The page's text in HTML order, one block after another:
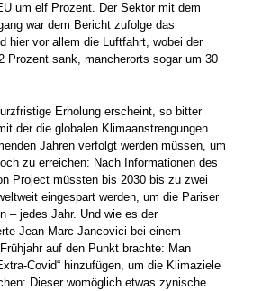
um elf Prozent. Der Sektor mit dem
war dem Bericht ­zufolge das
hier vor allem die Luftfahrt, wobei der
Prozent sank, mancherorts ­sogar um 30
Erholung erscheint, so bitter
der die globalen Klimaanstrengungen
Jahren verfolgt werden müssen, um
zu erreichen: Nach Informationen des
Project müssten bis 2030 bis zu zwei
eingespart werden, um die Pariser
– jedes Jahr. Und wie es der
Jean-Marc Jancovici bei einem
auf den Punkt brachte: Man
Covid“ hinzufügen, um die Klimaziele
Dieser womöglich etwas zynische